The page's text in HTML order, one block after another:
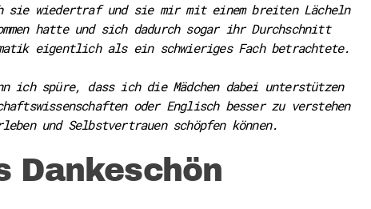
sie wiedertraf und sie mir mit einem breiten Lächeln
hatte und sich dadurch sogar ihr Durchschnitt
eigentlich als ein schwieriges Fach betrachtete.
ich spüre, dass ich die Mädchen dabei unterstützen
oder Englisch besser zu verstehen
und Selbstvertrauen schöpfen können.
Dankeschön